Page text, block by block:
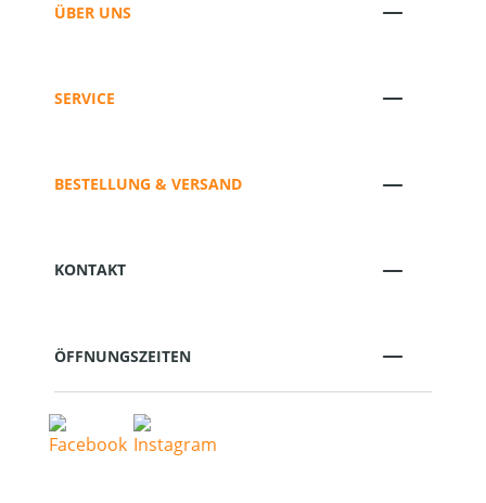
ÜBER UNS
SERVICE
BESTELLUNG & VERSAND
KONTAKT
ÖFFNUNGSZEITEN